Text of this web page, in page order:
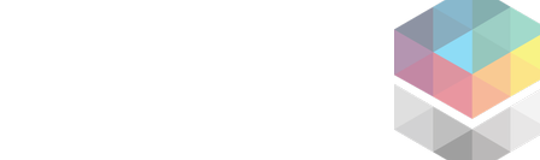
TOUTES LES INTERVIEWS
👉 PRENDRE LA PAROLE
👉 PLANNING EDITORIAL
•
•
•